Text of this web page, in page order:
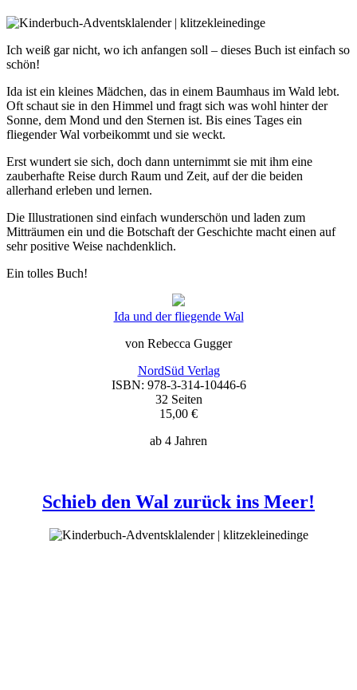
Ich weiß gar nicht, wo ich anfangen soll – dieses Buch ist einfach so
schön!
Ida ist ein kleines Mädchen, das in einem Baumhaus im Wald lebt.
Oft schaut sie in den Himmel und fragt sich was wohl hinter der
Sonne, dem Mond und den Sternen ist. Bis eines Tages ein
fliegender Wal vorbeikommt und sie weckt.
Erst wundert sie sich, doch dann unternimmt sie mit ihm eine
zauberhafte Reise durch Raum und Zeit, auf der die beiden
allerhand erleben und lernen.
Die Illustrationen sind einfach wunderschön und laden zum
Mitträumen ein und die Botschaft der Geschichte macht einen auf
sehr positive Weise nachdenklich.
Ein tolles Buch!
Ida und der fliegende Wal
von Rebecca Gugger
NordSüd Verlag
ISBN: 978-3-314-10446-6
32 Seiten
15,00 €
ab 4 Jahren
Schieb den Wal zurück ins Meer!